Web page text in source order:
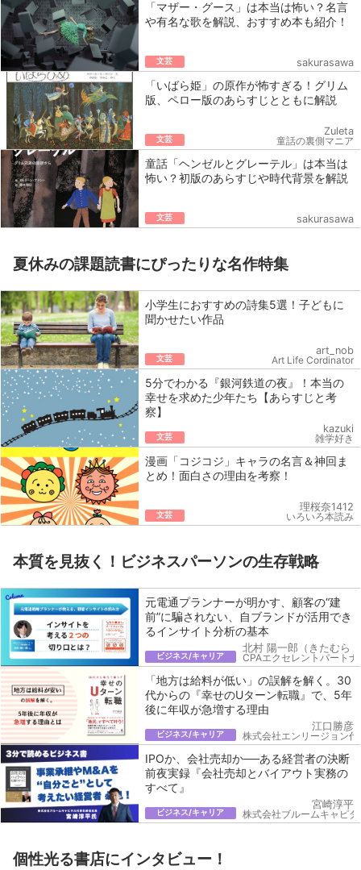
「マザー・グース」は本当は怖い？名言
や有名な歌を解説、おすすめ本も紹介！
文芸 sakurasawa
「いばら姫」の原作が怖すぎる！グリム
版、ペロー版のあらすじとともに解説
文芸
Zuleta
童話の裏側マニア
童話「ヘンゼルとグレーテル」は本当は
怖い？初版のあらすじや時代背景を解説
文芸 sakurasawa
夏休みの課題読書にぴったりな名作特集
小学生におすすめの詩集5選！子どもに
聞かせたい作品
文芸
art_nob
Art Life Cordinator
5分でわかる『銀河鉄道の夜』！本当の
幸せを求めた少年たち【あらすじと考
察】
文芸
kazuki
雑学好き
漫画「コジコジ」キャラの名言＆神回ま
とめ！面白さの理由を考察！
文芸
理桜奈1412
いろいろ本読み
本質を見抜く！ビジネスパーソンの生存戦略
元電通プランナーが明かす、顧客の“建
前”に騙されない、自ブランドが活用でき
るインサイト分析の基本
ビジネス/キャリア
北村 陽一郎（きたむら
CPAエクセレントパート
「地方は給料が低い」の誤解を解く。30
代からの『幸せのUターン転職』で、5年
後に年収が急増する理由
ビジネス/キャリア
江口勝彦
株式会社エンリージョン代
IPOか、会社売却か──ある経営者の決断
前夜実録『会社売却とバイアウト実務の
すべて』
ビジネス/キャリア
宮崎淳平
株式会社ブルームキャピ
個性光る書店にインタビュー！